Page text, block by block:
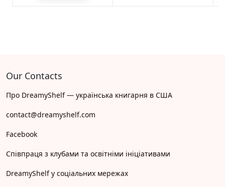
Our Contacts
Про DreamyShelf — українська книгарня в США
contact@dreamyshelf.com
Facebook
Співпраця з клубами та освітніми ініціативами
DreamyShelf у соціальних мережах